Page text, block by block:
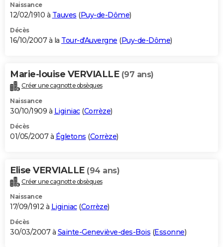
Naissance
12/02/1910 à Tauves (Puy-de-Dôme)
Décès
16/10/2007 à la Tour-d'Auvergne (Puy-de-Dôme)
Marie-louise VERVIALLE (97 ans)
Créer une cagnotte obsèques
Naissance
30/10/1909 à Liginiac(Corrèze)
Décès
01/05/2007 à Égletons (Corrèze)
Elise VERVIALLE (94 ans)
Créer une cagnotte obsèques
Naissance
17/09/1912 à Liginiac(Corrèze)
Décès
30/03/2007 à Sainte-Geneviève-des-Bois (Essonne)